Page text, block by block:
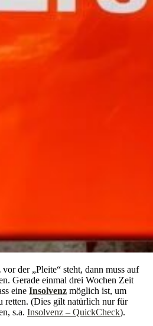
der „Pleite“ steht, dann muss auf
Gerade einmal drei Wochen Zeit
eine Insolvenz möglich ist, um
retten. (Dies gilt natürlich nur für
s.a. Insolvenz – QuickCheck).